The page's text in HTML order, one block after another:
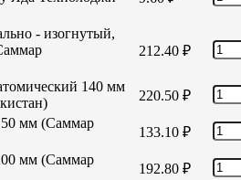
- изогнутый,
212.40 ₽
140 мм
220.50 ₽
мм (Саммар
133.10 ₽
мм (Саммар
192.80 ₽